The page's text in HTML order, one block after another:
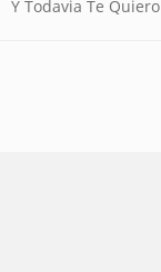
Y Todavia Te Quiero